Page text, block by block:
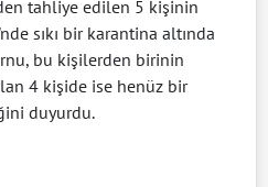
tahliye edilen 5 kişinin
sıkı bir karantina altında
bu kişilerden birinin
4 kişide ise henüz bir
duyurdu.